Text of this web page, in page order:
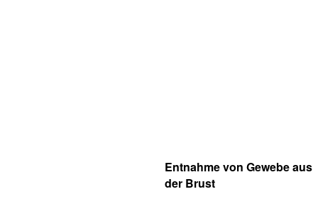
Entnahme von Gewebe aus
der Brust